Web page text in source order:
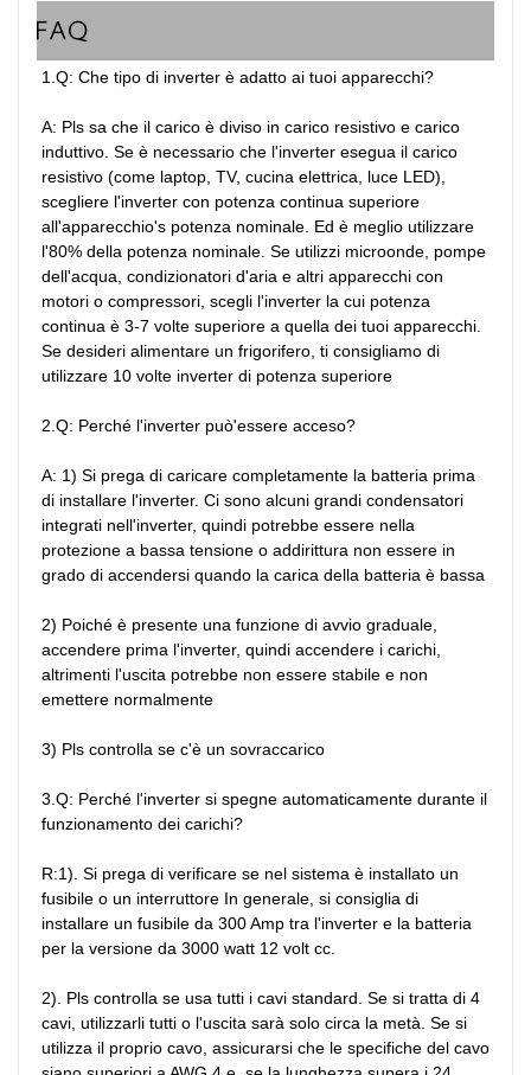
FAQ
1.Q: Che tipo di inverter è adatto ai tuoi apparecchi?
A: Pls sa che il carico è diviso in carico resistivo e carico
induttivo. Se è necessario che l'inverter esegua il carico
resistivo (come laptop, TV, cucina elettrica, luce LED),
scegliere l'inverter con potenza continua superiore
all'apparecchio's potenza nominale. Ed è meglio utilizzare
l'80% della potenza nominale. Se utilizzi microonde, pompe
dell'acqua, condizionatori d'aria e altri apparecchi con
motori o compressori, scegli l'inverter la cui potenza
continua è 3-7 volte superiore a quella dei tuoi apparecchi.
Se desideri alimentare un frigorifero, ti consigliamo di
utilizzare 10 volte inverter di potenza superiore
2.Q: Perché l'inverter può'essere acceso?
A: 1) Si prega di caricare completamente la batteria prima
di installare l'inverter. Ci sono alcuni grandi condensatori
integrati nell'inverter, quindi potrebbe essere nella
protezione a bassa tensione o addirittura non essere in
grado di accendersi quando la carica della batteria è bassa
2) Poiché è presente una funzione di avvio graduale,
accendere prima l'inverter, quindi accendere i carichi,
altrimenti l'uscita potrebbe non essere stabile e non
emettere normalmente
3) Pls controlla se c'è un sovraccarico
3.Q: Perché l'inverter si spegne automaticamente durante il
funzionamento dei carichi?
R:1). Si prega di verificare se nel sistema è installato un
fusibile o un interruttore In generale, si consiglia di
installare un fusibile da 300 Amp tra l'inverter e la batteria
per la versione da 3000 watt 12 volt cc.
2). Pls controlla se usa tutti i cavi standard. Se si tratta di 4
cavi, utilizzarli tutti o l'uscita sarà solo circa la metà. Se si
utilizza il proprio cavo, assicurarsi che le specifiche del cavo